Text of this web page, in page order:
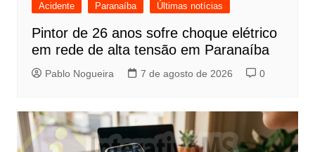
Acidente Paranaíba Últimas notícias
Pintor de 26 anos sofre choque elétrico
em rede de alta tensão em Paranaíba
Pablo Nogueira 7 de agosto de 2026 0